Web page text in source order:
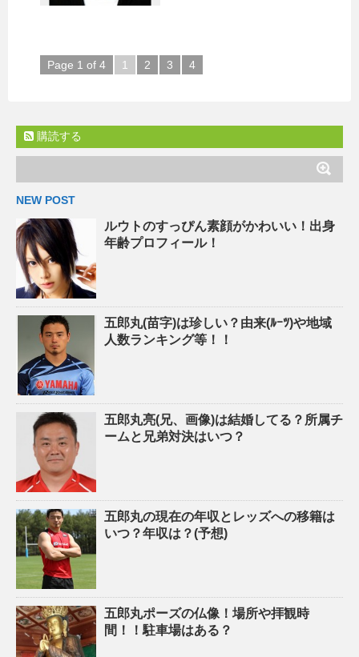
Page 1 of 4 1 2 3 4
購読する
NEW POST
ルウトのすっぴん素顔がかわいい！出身
年齢プロフィール！
五郎丸(苗字)は珍しい？由来(ﾙｰﾂ)や地域
人数ランキング等！！
五郎丸亮(兄、画像)は結婚してる？所属チ
ームと兄弟対決はいつ？
五郎丸の現在の年収とレッズへの移籍は
いつ？年収は？(予想)
五郎丸ポーズの仏像！場所や拝観時
間！！駐車場はある？